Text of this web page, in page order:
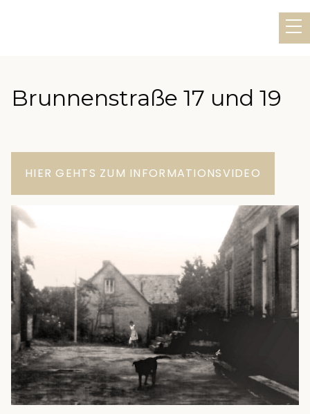
Brunnenstraße 17 und 19
HIER GEHTS ZUM INFORMATIONSVIDEO